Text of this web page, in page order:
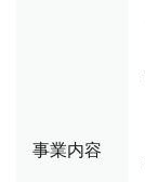
事業内容